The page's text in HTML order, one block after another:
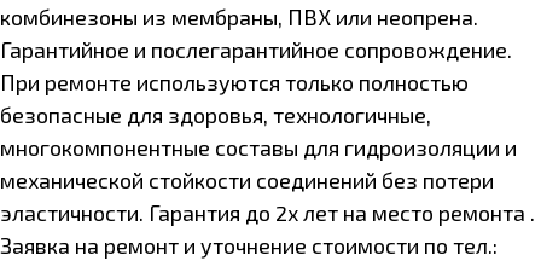
комбинезоны из мембраны, ПВХ или неопрена.
Гарантийное и послегарантийное сопровождение.
При ремонте используются только полностью
безопасные для здоровья, технологичные,
многокомпонентные составы для гидроизоляции и
механической стойкости соединений без потери
эластичности. Гарантия до 2х лет на место ремонта .
Заявка на ремонт и уточнение стоимости по тел.: